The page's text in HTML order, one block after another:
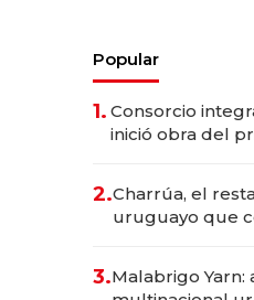
Popular
1. Consorcio
inició obra del
millones
2.Charrúa, el
uruguayo que
anticipación y
3.Malabrigo Yarn: